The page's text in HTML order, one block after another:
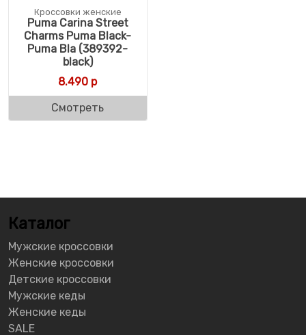
Кроссовки женские
Puma Carina Street
Charms Puma Black-
Puma Bla (389392-
black)
8.490 р
Смотреть
Каталог
Мужские кроссовки
Женские кроссовки
Детские кроссовки
Мужские кеды
Женские кеды
SALE